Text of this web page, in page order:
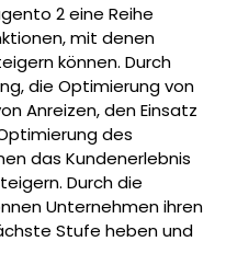
2 eine Reihe
mit denen
können. Durch
die Optimierung von
Anreizen, den Einsatz
des
das Kundenerlebnis
Durch die
Unternehmen ihren
Stufe heben und